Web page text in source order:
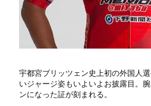
宇都宮ブリッツェン史上初の外国人
いジャージ姿もいよいよお披露目。
ンになった証が刻まれる。